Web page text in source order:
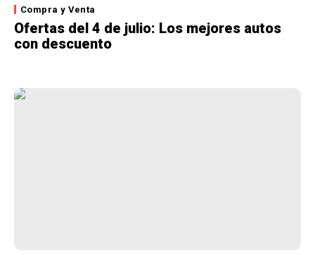
Compra y Venta
Ofertas del 4 de julio: Los mejores autos
con descuento